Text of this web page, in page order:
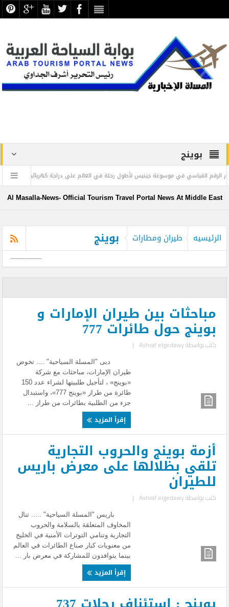
بوينج
موسوعة جينيس لأطول رحلة في العالم على دراجة كهربائية المركزي المصري يعلن تمديد
Al Masalla-News- Official Tourism Travel Portal News At Middle East
الرئيسيه طيران ومطارات بوينج
مباحثات بين طيران الإمارات و
بوينج حول طائرات 777
كتب بواسطةAshraf elgedawy
|
دبى "المسلة السياحية" .... تخوض
طيران الإمارات، مباحثات مع شركة
«بوينج» ، لتأجيل طلبيتها لشراء عدد 150
طائرة من طراز «بوينج 777»، واستبدال
جزء من الطلبية بطائرات من طراز ...
إقرأ المزيد
أزمة بوينج والحروب التجارية
تلقي بظلالها على معرض باريس
للطيران
كتب بواسطةAshraf elgedawy
|
باريس "المسلة السياحية" ..... تنال
المخاوف المتعلقة بالسلامة والحروب
التجارية وتنامي التوترات الأمنية في الخليج
من معنويات كبار صناع الطائرات في العالم
بينما يتوافدون للمشاركة في معرض بار ...
إقرأ المزيد